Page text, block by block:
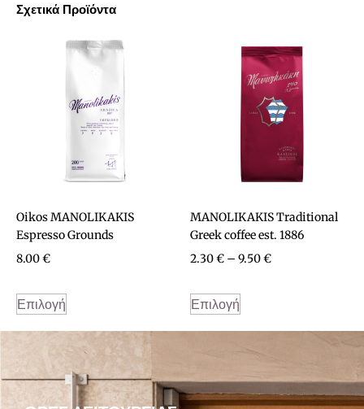
Σχετικά Προϊόντα
Oikos MANOLIKAKIS
Espresso Grounds
8.00€
Επιλογή
MANOLIKAKIS Traditional
Greek coffee est. 1886
2.30€ – 9.50€
Επιλογή